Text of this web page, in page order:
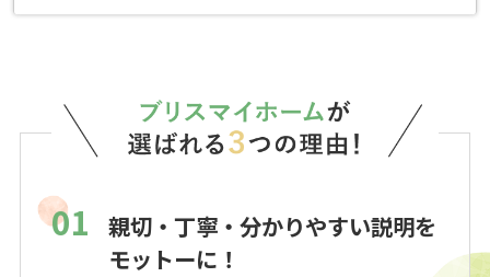
01
親切・丁寧・分かりやすい説明を
モットーに！